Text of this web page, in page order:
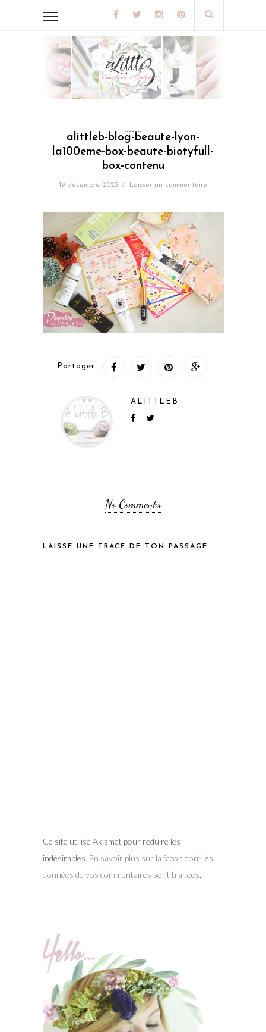
alittleb-blog-beaute-lyon-
la100eme-box-beaute-biotyfull-
box-contenu
19 décembre 2023 / Laisser un commentaire
Partager:
ALITTLEB
No Comments
LAISSE UNE TRACE DE TON PASSAGE...
Ce site utilise Akismet pour réduire les
indésirables. En savoir plus sur la façon dont les
données de vos commentaires sont traitées.